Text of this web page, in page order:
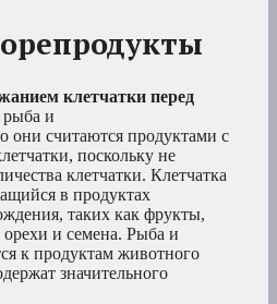
клетчатки перед
и
считаются продуктами с
поскольку не
клетчатки. Клетчатка
в продуктах
таких как фрукты,
и семена. Рыба и
к продуктам животного
значительного